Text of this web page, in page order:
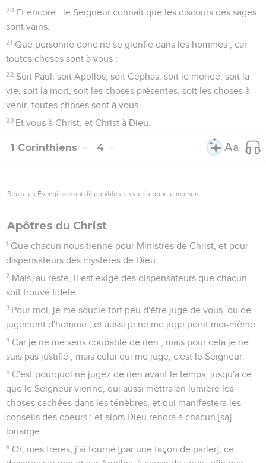
20 Et encore : le Seigneur connaît que les discours des sages
sont vains.
21 Que personne donc ne se glorifie dans les hommes ; car
toutes choses sont à vous ;
22 Soit Paul, soit Apollos, soit Céphas, soit le monde, soit la
vie, soit la mort, soit les choses présentes, soit les choses à
venir, toutes choses sont à vous,
23 Et vous à Christ, et Christ à Dieu.
1 Corinthiens 4
Seuls les Évangiles sont disponibles en vidéo pour le moment.
Apôtres du Christ
1 Que chacun nous tienne pour Ministres de Christ, et pour
dispensateurs des mystères de Dieu.
2 Mais, au reste, il est exigé des dispensateurs que chacun
soit trouvé fidèle.
3 Pour moi, je me soucie fort peu d'être jugé de vous, ou de
jugement d'homme ; et aussi je ne me juge point moi-même.
4 Car je ne me sens coupable de rien ; mais pour cela je ne
suis pas justifié ; mais celui qui me juge, c'est le Seigneur.
5 C'est pourquoi ne jugez de rien avant le temps, jusqu'à ce
que le Seigneur vienne, qui aussi mettra en lumière les
choses cachées dans les ténèbres, et qui manifestera les
conseils des coeurs ; et alors Dieu rendra à chacun [sa]
louange.
6 Or, mes frères, j'ai tourné [par une façon de parler], ce